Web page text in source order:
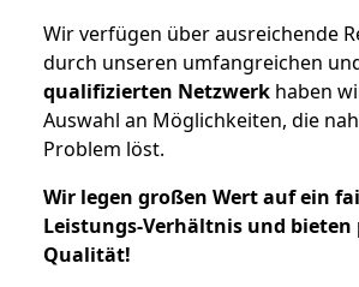
Wir verfügen über ausreichende
durch unseren umfangreichen
qualifizierten Netzwerk haben
Auswahl an Möglichkeiten, die
Problem löst.
Wir legen großen Wert auf ein
Leistungs-Verhältnis und bieten
Qualität!